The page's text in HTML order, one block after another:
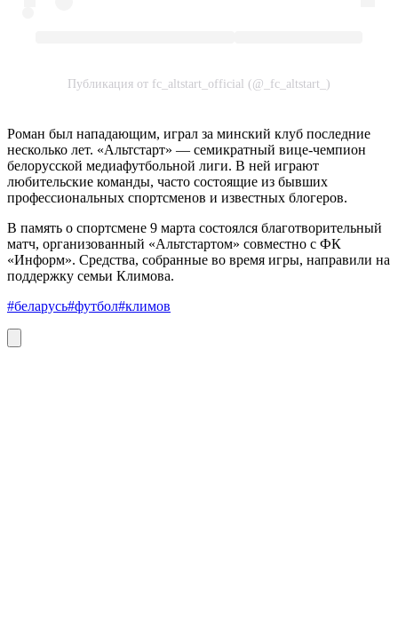
Публикация от fc_altstart_official (@_fc_altstart_)
Роман был нападающим, играл за минский клуб последние
несколько лет. «Альтстарт» — семикратный вице-чемпион
белорусской медиафутбольной лиги. В ней играют
любительские команды, часто состоящие из бывших
профессиональных спортсменов и известных блогеров.
В память о спортсмене 9 марта состоялся благотворительный
матч, организованный «Альтстартом» совместно с ФК
«Информ». Средства, собранные во время игры, направили на
поддержку семьи Климова.
#беларусь#футбол#климов